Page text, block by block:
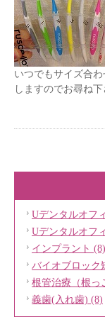
いつでもサイズ合わ
しますのでお尋ね
Uデンタルオフ
Uデンタルオフ
インプラント (8)
バイオブロック
根管治療（根っ
義歯(入れ歯) (8)